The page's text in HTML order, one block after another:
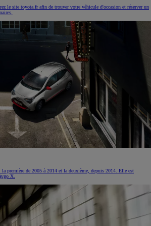
le site toyota.fr afin de trouver votre véhicule d'occasion et réserver un
première de 2005 à 2014 et la deuxième, depuis 2014. Elle est
X.